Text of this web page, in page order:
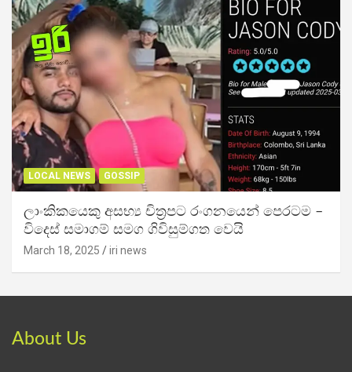
LOCAL NEWS GOSSIP
ලාංකිකයෙකු අසභ්‍ය චිත්‍රපට රංගනයෙන් පෙරටම –
විදෙස් සමාගම් සමග ගිවිසුම්ගත වෙයි
March 18, 2025 iri news
About Us